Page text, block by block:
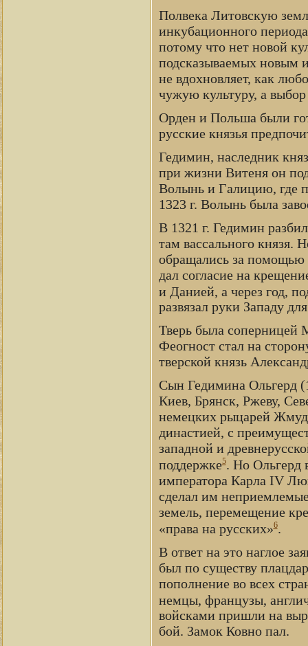
Полвека Литовскую
инкубационного
потому что нет новой
подсказываемых новым
не вдохновляет, как
чужую культуру, а
Орден и Польша были
русские князья
Гедимин, наследник
при жизни Витеня он
Волынь и Галицию, где
1323 г. Волынь была
В 1321 г. Гедимин
там вассального князя.
обращались за помощью
дал согласие на
и Данией, а через год,
развязал руки Западу
Тверь была соперницей
Феогност стал на
тверской князь
Сын Гедимина Ольгерд
Киев, Брянск, Ржеву,
немецких рыцарей
династией, с
западной и
поддержке5. Но Ольгерд
императора Карла IV
сделал им
земель, перемещение
«права на русских»6.
В ответ на это наглое
был по существу
пополнение во всех
немцы, французы,
войсками пришли на
бой. Замок Ковно пал.